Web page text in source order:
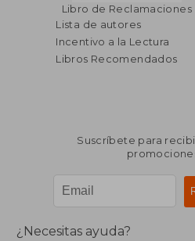
Libro de Reclamaciones
Lista de autores
Incentivo a la Lectura
Libros Recomendados
Suscríbete para
¿Necesitas ayuda?